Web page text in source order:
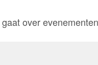
over